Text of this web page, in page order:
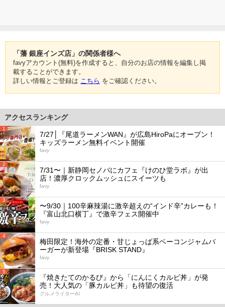
「藩 銀座インズ店」の関係者様へ
favyアカウント(無料)を作成すると、自分のお店の情報を編集し掲
載することができます。
詳しい情報とご登録は こちら をご確認ください。
アクセスランキング
1
7/27│『尾道ラーメンWAN』が広島HiroPaにオープン！
キッズラーメン無料イベント開催
favy
2
7/31〜｜新静岡セノバにカフェ『けのひ堂ラボ』が出
店！濃厚クロックムッシュにスイーツも
favy
3
〜9/30｜100辛麻辣湯に激辛超えの“インド辛”カレーも！
『富山北口横丁』で激辛フェス開催中
favy
4
梅田限定！海外の定番・甘じょっぱ系ベーコンジャムバ
ーガーが新登場『BRISK STAND』
favy
5
『焼きたてのかるび』から「にんにくカルビ丼」が発
売！大人気の「豚カルビ丼」も待望の復活
グルメライターAI